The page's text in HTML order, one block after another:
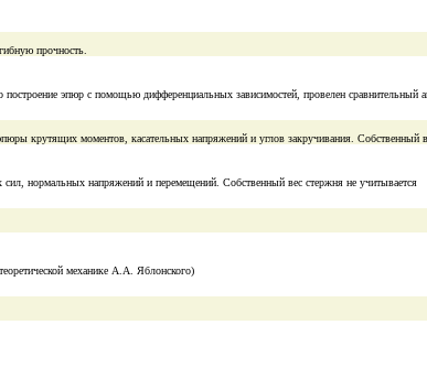
прочность.
эпюр с помощью дифференциальных зависимостей, провелен сравнительный
крутящих моментов, касательных напряжений и углов закручивания. Собственный
нормальных напряжений и перемещений. Собственный вес стержня не учитывается
механике А.А. Яблонского)